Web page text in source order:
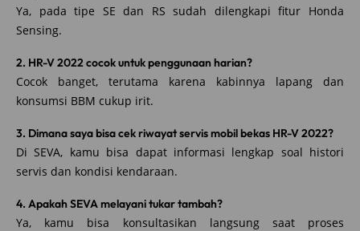
Ya, pada tipe SE dan RS sudah dilengkapi fitur Honda
Sensing.
2. HR-V 2022 cocok untuk penggunaan harian?
Cocok banget, terutama karena kabinnya lapang dan
konsumsi BBM cukup irit.
3. Dimana saya bisa cek riwayat servis mobil bekas HR-V 2022?
Di SEVA, kamu bisa dapat informasi lengkap soal histori
servis dan kondisi kendaraan.
4. Apakah SEVA melayani tukar tambah?
Ya, kamu bisa konsultasikan langsung saat proses